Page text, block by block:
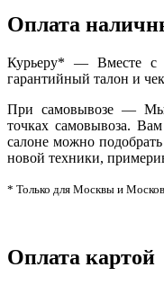
Оплата
Курьеру* — Вместе с
гарантийный талон и
При самовывозе — Мы
точках самовывоза.
салоне можно
новой техники,
* Только для Москвы и
Оплата картой